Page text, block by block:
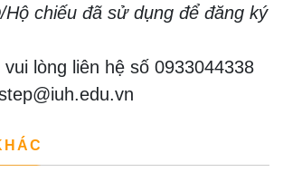
Hộ chiếu đã sử dụng để đăng ký
lòng liên hệ số 0933044338